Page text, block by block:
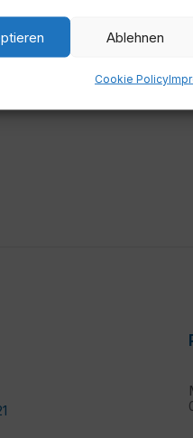
Ablehnen
Cookie Policy